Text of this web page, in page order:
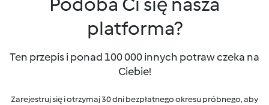
platforma?
Ten przepis i ponad 100 000 innych potraw czeka na
Ciebie!
Zarejestruj się i otrzymaj 30 dni bezpłatnego okresu próbnego, aby